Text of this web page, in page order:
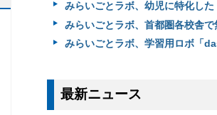
みらいごとラボ、幼児に特化し
みらいごとラボ、首都圏各校舎
みらいごとラボ、学習用ロボ「
最新ニュース